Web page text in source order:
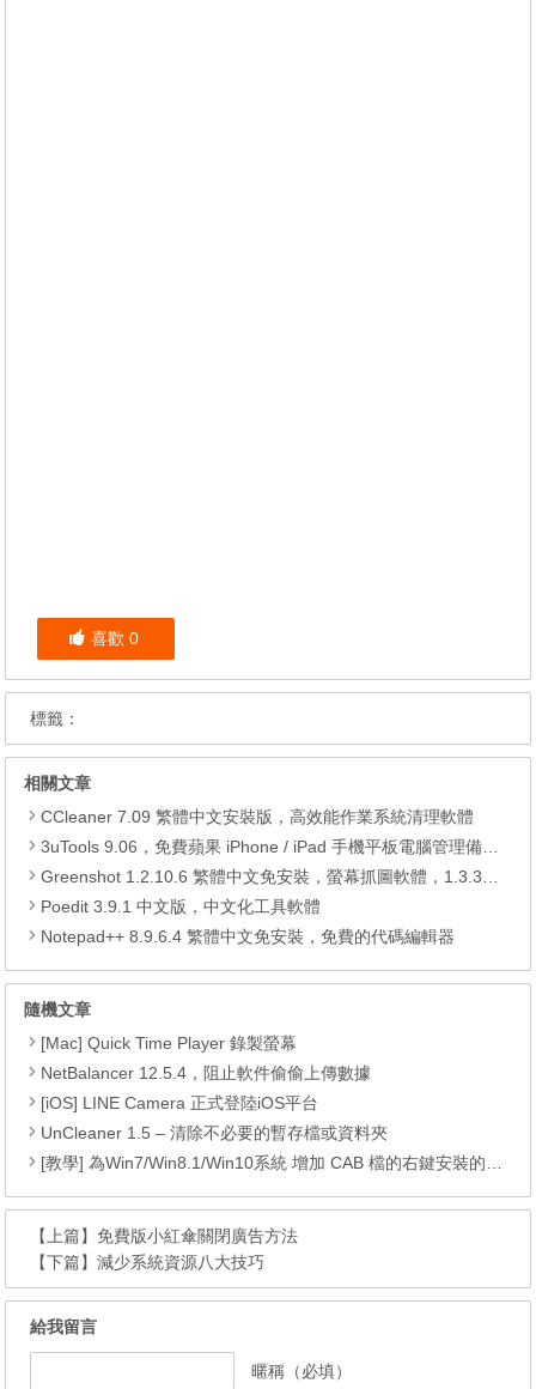
喜歡 0
標籤：
相關文章
CCleaner 7.09 繁體中文安裝版，高效能作業系統清理軟體
3uTools 9.06，免費蘋果 iPhone / iPad 手機平板電腦管理備份還原軟體
Greenshot 1.2.10.6 繁體中文免安裝，螢幕抓圖軟體，1.3.315 安裝版
Poedit 3.9.1 中文版，中文化工具軟體
Notepad++ 8.9.6.4 繁體中文免安裝，免費的代碼編輯器
隨機文章
[Mac] Quick Time Player 錄製螢幕
NetBalancer 12.5.4，阻止軟件偷偷上傳數據
[iOS] LINE Camera 正式登陸iOS平台
UnCleaner 1.5 – 清除不必要的暫存檔或資料夾
[教學] 為Win7/Win8.1/Win10系統 增加 CAB 檔的右鍵安裝的功能
【上篇】免費版小紅傘關閉廣告方法
【下篇】減少系統資源八大技巧
給我留言
暱稱（必填）